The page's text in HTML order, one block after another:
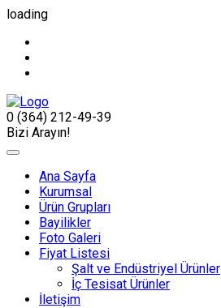
loading
0 (364) 212-49-39
Bizi Arayın!
Ana Sayfa
Kurumsal
Ürün Grupları
Bayilikler
Foto Galeri
Fiyat Listesi
Şalt ve Endüstriyel Ürünler
İç Tesisat Ürünler
İletişim